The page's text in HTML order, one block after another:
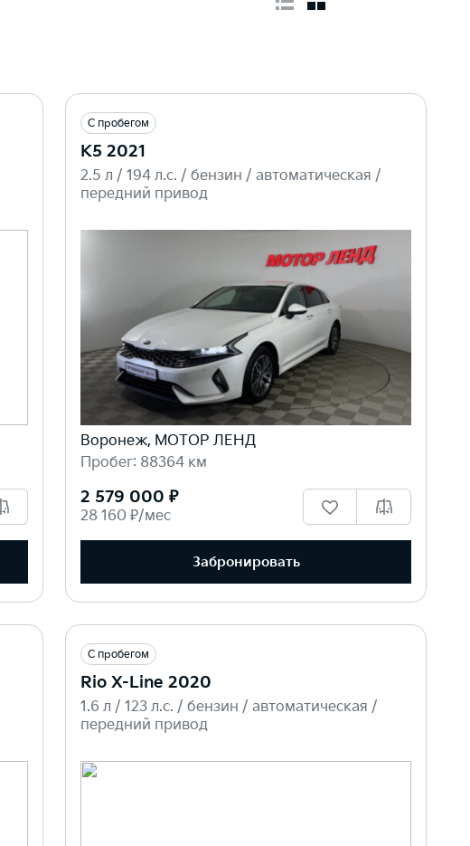
С пробегом
K5 2021
2.5 л / 194 л.c. / бензин / автоматическая /
передний привод
Воронеж, МОТОР ЛЕНД
Пробег: 88364 км
2 579 000 ₽
28 160 ₽/мес
Забронировать
С пробегом
Rio X-Line 2020
1.6 л / 123 л.c. / бензин / автоматическая /
передний привод